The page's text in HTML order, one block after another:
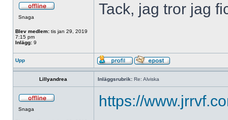
Snaga
Blev medlem: tis jan 29, 2019
7:15 pm
Inlägg: 9
Tack, jag tror jag
Upp
Lillyandrea Inläggsrubrik: Re: Alviska
Snaga https://